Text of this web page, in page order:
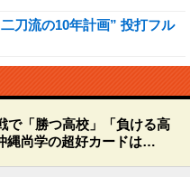
刀流の10年計画” 投打フル
で「勝つ高校」「負ける高
縄尚学の超好カードは…